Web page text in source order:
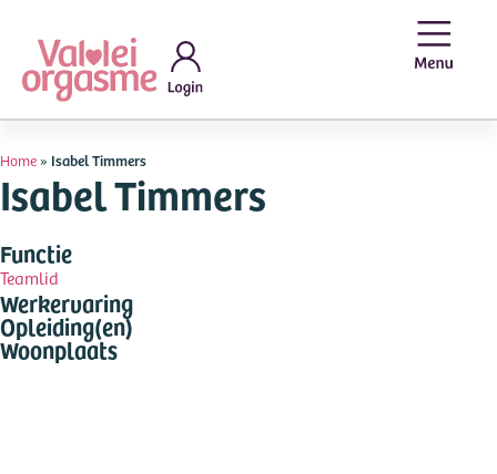
Home» Isabel Timmers
Isabel Timmers
Functie
Teamlid
Werkervaring
Opleiding(en)
Woonplaats